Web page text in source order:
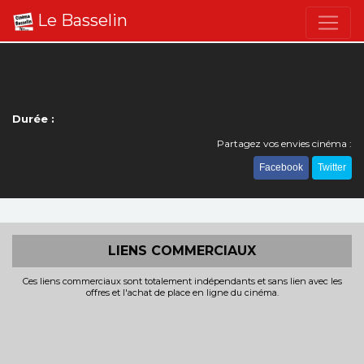
Le Basselin
Durée :
Partagez vos envies cinéma :
Facebook Twitter
LIENS COMMERCIAUX
Ces liens commerciaux sont totalement indépendants et sans lien avec les
offres et l'achat de place en ligne du cinéma.